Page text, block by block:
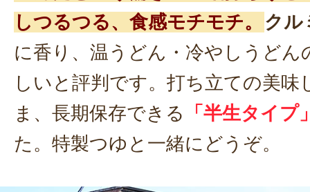
しつるつる、食感モチモチ。
クル
に香り、温うどん・冷やしうどん
しいと評判です。打ち立ての美味
ま、長期保存できる
「半生タイプ
た。特製つゆと一緒にどうぞ。